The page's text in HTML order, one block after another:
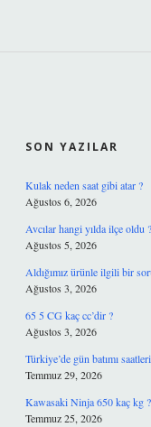
SON YAZILAR
Kulak neden saat gibi atar ?
Ağustos 6, 2026
Avcılar hangi yılda ilçe oldu ?
Ağustos 5, 2026
Aldığımız ürünle ilgili bir
Ağustos 3, 2026
65 5 CG kaç cc’dir ?
Ağustos 3, 2026
Türkiye’de gün batımı
Temmuz 29, 2026
Kawasaki Ninja 650 kaç kg ?
Temmuz 25, 2026